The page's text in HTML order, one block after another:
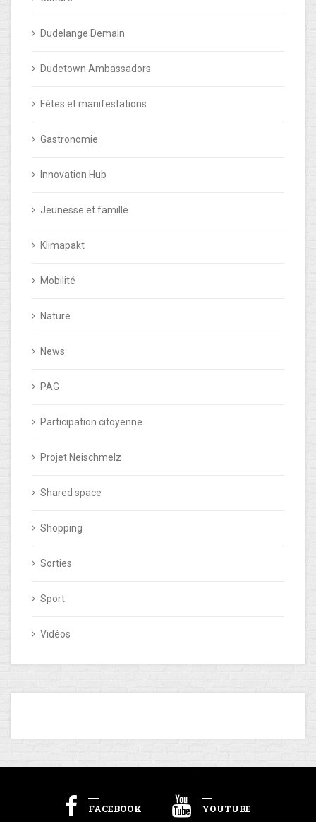
Dudelange Demain
Dudetown Ambassadors
Fêtes et manifestations
Gastronomie
Innovation Hub
Jeunesse et famille
Klimapakt
Mobilité
Nature
News
PAG
Participation citoyenne
Projet Neischmelz
Shared space
Shopping
Sorties
Sport
Vidéos
FACEBOOK YOUTUBE